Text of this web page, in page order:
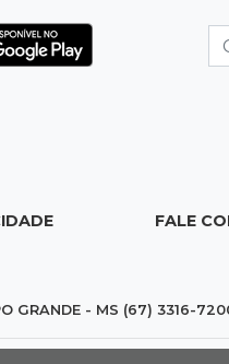
FALE
GRANDE - MS (67) 3316-